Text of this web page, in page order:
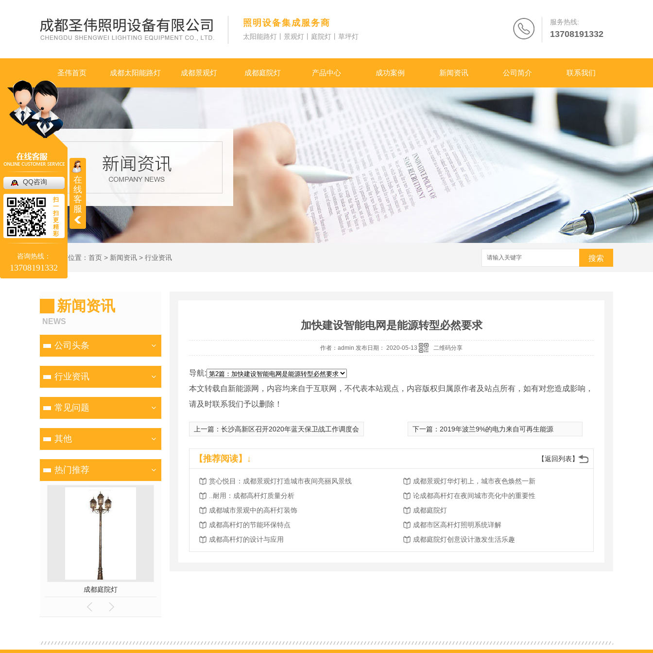
照明设备集成服务商
太阳能路灯丨景观灯丨庭院灯丨草坪灯
服务热线:
13708191332
圣伟首页 成都太阳能路灯 成都景观灯 成都庭院灯 产品中心 成功案例 新闻资讯 公司简介 联系我们
当前位置： 首页 > 新闻资讯 > 行业资讯 搜索
新闻资讯
NEWS
公司头条
行业资讯
常见问题
其他
热门推荐
成都庭院灯
加快建设智能电网是能源转型必然要求
作者：admin 发布日期： 2020-05-13 二维码分享
导航:
本文转载自新能源网，内容均来自于互联网，不代表本站观点，内容版权归属原作者及站点所有，如有对您造成影响，
请及时联系我们予以删除！
上一篇： 长沙高新区召开2020年蓝天保卫战工作调度会 下一篇： 2019年波兰9%的电力来自可再生能源
【返回列表】
【推荐阅读】↓
赏心悦目：成都景观灯打造城市夜间亮丽风景线
成都景观灯华灯初上，城市夜色焕然一新
..耐用：成都高杆灯质量分析
论成都高杆灯在夜间城市亮化中的重要性
成都城市景观中的高杆灯装饰
成都庭院灯
成都高杆灯的节能环保特点
成都市区高杆灯照明系统详解
成都高杆灯的设计与应用
成都庭院灯创意设计激发生活乐趣
在
线
客
服
QQ咨询
扫
一
扫
更
精
彩
咨询热线：
13708191332